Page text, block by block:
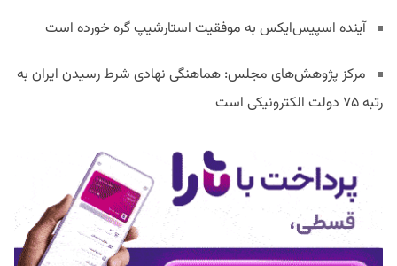
آینده اسپیس‌ایکس به موفقیت استارشیپ گره خورده است
مرکز پژوهش‌های مجلس: هماهنگی نهادی شرط رسیدن ایران به
رتبه ۷۵ دولت الکترونیکی است